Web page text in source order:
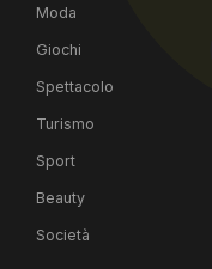
Moda
Giochi
Spettacolo
Turismo
Sport
Beauty
Società